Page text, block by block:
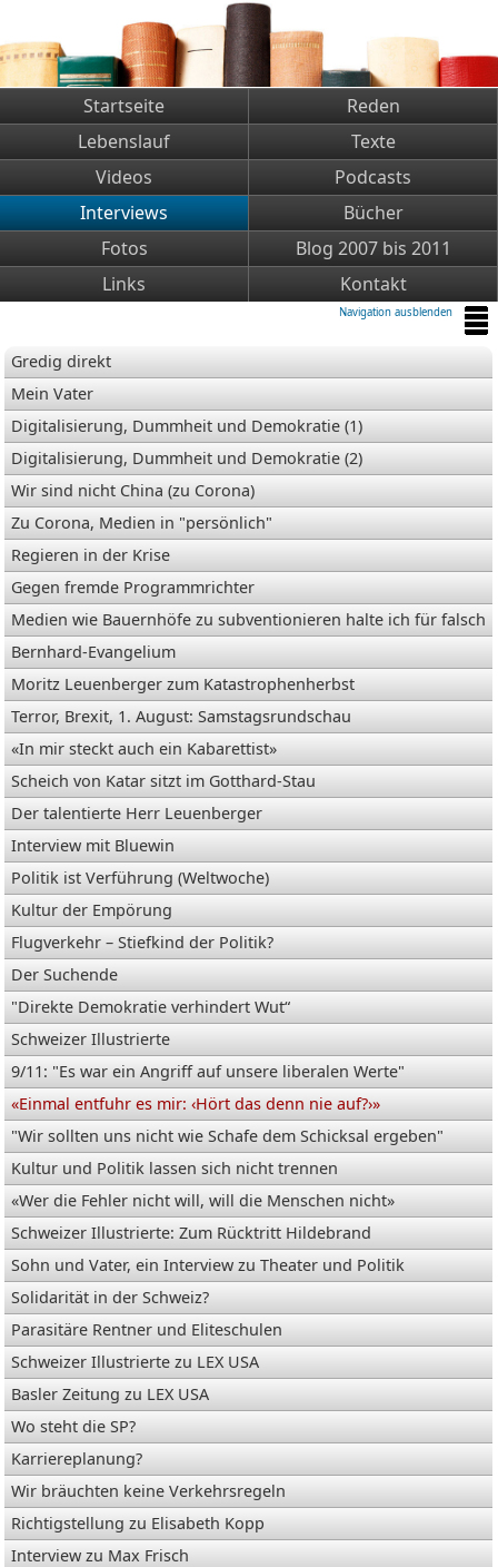
Startseite
Reden
Lebenslauf
Texte
Videos
Podcasts
Interviews
Bücher
Fotos
Blog 2007 bis 2011
Links
Kontakt
Navigation ausblenden
Gredig direkt
Mein Vater
Digitalisierung, Dummheit und Demokratie (1)
Digitalisierung, Dummheit und Demokratie (2)
Wir sind nicht China (zu Corona)
Zu Corona, Medien in "persönlich"
Regieren in der Krise
Gegen fremde Programmrichter
Medien wie Bauernhöfe zu subventionieren halte ich für falsch
Bernhard-Evangelium
Moritz Leuenberger zum Katastrophenherbst
Terror, Brexit, 1. August: Samstagsrundschau
«In mir steckt auch ein Kabarettist»
Scheich von Katar sitzt im Gotthard-Stau
Der talentierte Herr Leuenberger
Interview mit Bluewin
Politik ist Verführung (Weltwoche)
Kultur der Empörung
Flugverkehr – Stiefkind der Politik?
Der Suchende
"Direkte Demokratie verhindert Wut“
Schweizer Illustrierte
9/11: "Es war ein Angriff auf unsere liberalen Werte"
«Einmal entfuhr es mir: ‹Hört das denn nie auf?›»
"Wir sollten uns nicht wie Schafe dem Schicksal ergeben"
Kultur und Politik lassen sich nicht trennen
«Wer die Fehler nicht will, will die Menschen nicht»
Schweizer Illustrierte: Zum Rücktritt Hildebrand
Sohn und Vater, ein Interview zu Theater und Politik
Solidarität in der Schweiz?
Parasitäre Rentner und Eliteschulen
Schweizer Illustrierte zu LEX USA
Basler Zeitung zu LEX USA
Wo steht die SP?
Karriereplanung?
Wir bräuchten keine Verkehrsregeln
Richtigstellung zu Elisabeth Kopp
Interview zu Max Frisch